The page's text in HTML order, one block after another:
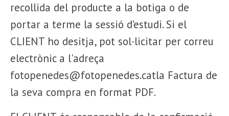
recollida del producte a la botiga o de
portar a terme la sessió d’estudi. Si el
CLIENT ho desitja, pot sol·licitar per correu
electrònic a l'adreça
fotopenedes@fotopenedes.catla Factura de
la seva compra en format PDF.